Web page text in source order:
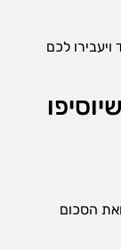
לכם
שיוסיפו
הסכום